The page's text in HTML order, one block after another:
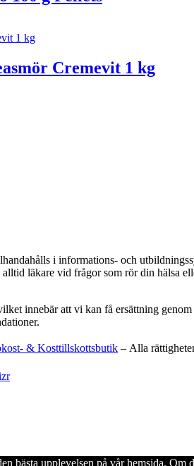
Cremevit 1 kg
i informations- och
läkare vid frågor som rör din hälsa
innebär att vi kan få ersättning
& Kosttillskottsbutik – Alla
bästa upplevelsen på vår hemsida.